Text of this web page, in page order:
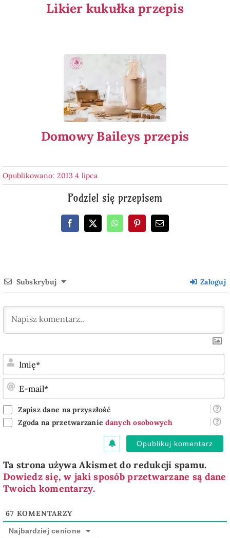
Likier kukułka przepis
Domowy Baileys przepis
Opublikowano: 2013 4 lipca
Podziel się przepisem
Subskrybuj Zaloguj
Zapisz dane na przyszłość
Zgoda na przetwarzaniedanych osobowych
Ta strona używa Akismet do redukcji spamu.
Dowiedz się, w jaki sposób przetwarzane są dane
Twoich komentarzy.
67 KOMENTARZY
Najbardziej cenione